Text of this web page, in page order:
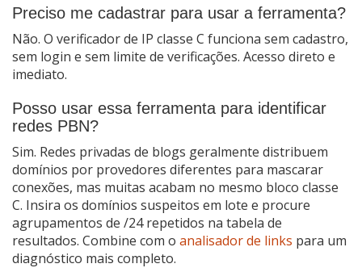
Preciso me cadastrar para usar a ferramenta?
Não. O verificador de IP classe C funciona sem cadastro,
sem login e sem limite de verificações. Acesso direto e
imediato.
Posso usar essa ferramenta para identificar
redes PBN?
Sim. Redes privadas de blogs geralmente distribuem
domínios por provedores diferentes para mascarar
conexões, mas muitas acabam no mesmo bloco classe
C. Insira os domínios suspeitos em lote e procure
agrupamentos de /24 repetidos na tabela de
resultados. Combine com o analisador de links para um
diagnóstico mais completo.